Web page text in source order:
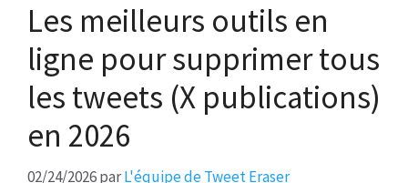
Les meilleurs outils en
ligne pour supprimer tous
les tweets (X publications)
en 2026
02/24/2026parL'équipe de Tweet Eraser